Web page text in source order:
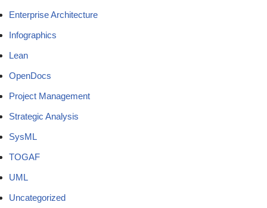
Enterprise Architecture
Infographics
Lean
OpenDocs
Project Management
Strategic Analysis
SysML
TOGAF
UML
Uncategorized